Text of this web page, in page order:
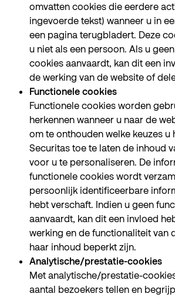
omvatten cookies die eerdere
ingevoerde tekst) wanneer u in
een pagina terugbladert. Deze
u niet als een persoon. Als u
cookies aanvaardt, kan dit een
de werking van de website of
Functionele cookies
Functionele cookies worden
herkennen wanneer u naar de
om te onthouden welke keuzes u
Securitas toe te laten de inhoud
voor u te personaliseren. De
functionele cookies wordt
persoonlijk identificeerbare
hebt verschaft. Indien u geen
aanvaardt, kan dit een invloed
werking en de functionaliteit van
haar inhoud beperkt zijn.
Analytische/prestatie-cookies
Met analytische/prestatie-
aantal bezoekers tellen en